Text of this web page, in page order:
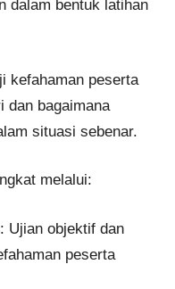
dalam bentuk latihan
kefahaman peserta
dan bagaimana
situasi sebenar.
melalui:
: Ujian objektif dan
peserta